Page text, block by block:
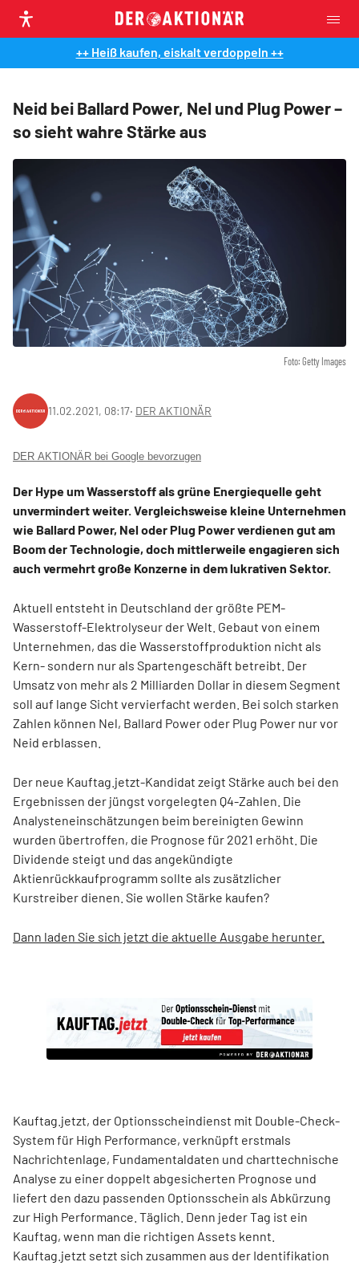
++ Heiß kaufen, eiskalt verdoppeln ++
Neid bei Ballard Power, Nel und Plug Power –
so sieht wahre Stärke aus
Foto: Getty Images
11.02.2021, 08:17‧ DER AKTIONÄR
DER AKTIONÄR bei Google bevorzugen
Der Hype um Wasserstoff als grüne Energiequelle geht
unvermindert weiter. Vergleichsweise kleine Unternehmen
wie Ballard Power, Nel oder Plug Power verdienen gut am
Boom der Technologie, doch mittlerweile engagieren sich
auch vermehrt große Konzerne in dem lukrativen Sektor.
Aktuell entsteht in Deutschland der größte PEM-
Wasserstoff-Elektrolyseur der Welt. Gebaut von einem
Unternehmen, das die Wasserstoffproduktion nicht als
Kern- sondern nur als Spartengeschäft betreibt. Der
Umsatz von mehr als 2 Milliarden Dollar in diesem Segment
soll auf lange Sicht vervierfacht werden. Bei solch starken
Zahlen können Nel, Ballard Power oder Plug Power nur vor
Neid erblassen.
Der neue Kauftag.jetzt-Kandidat zeigt Stärke auch bei den
Ergebnissen der jüngst vorgelegten Q4-Zahlen. Die
Analysteneinschätzungen beim bereinigten Gewinn
wurden übertroffen, die Prognose für 2021 erhöht. Die
Dividende steigt und das angekündigte
Aktienrückkaufprogramm sollte als zusätzlicher
Kurstreiber dienen. Sie wollen Stärke kaufen?
Dann laden Sie sich jetzt die aktuelle Ausgabe herunter.
Kauftag.jetzt, der Optionsscheindienst mit Double-Check-
System für High Performance, verknüpft erstmals
Nachrichtenlage, Fundamentaldaten und charttechnische
Analyse zu einer doppelt abgesicherten Prognose und
liefert den dazu passenden Optionsschein als Abkürzung
zur High Performance. Täglich. Denn jeder Tag ist ein
Kauftag, wenn man die richtigen Assets kennt.
Kauftag.jetzt setzt sich zusammen aus der Identifikation